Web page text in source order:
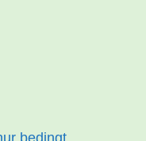
bedingt